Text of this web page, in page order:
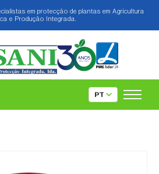
em protecção de plantas em Agricultura
e Produção Integrada.